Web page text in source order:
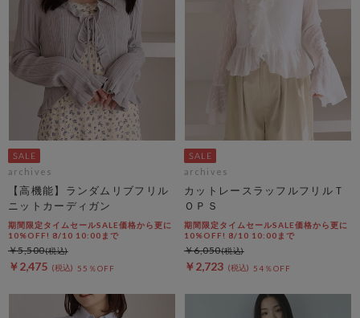
archives
【高機能】ランダムリブフリル
ニットカーディガン
期間限定タイムセールSALE価格から更に
10%OFF! 8/10 10:00まで
￥2,475 55％OFF
￥5,500
archives
カットレースラッフルフリルＴ
ＯＰＳ
期間限定タイムセールSALE価格から更に
10%OFF! 8/10 10:00まで
￥2,723 54％OFF
￥6,050